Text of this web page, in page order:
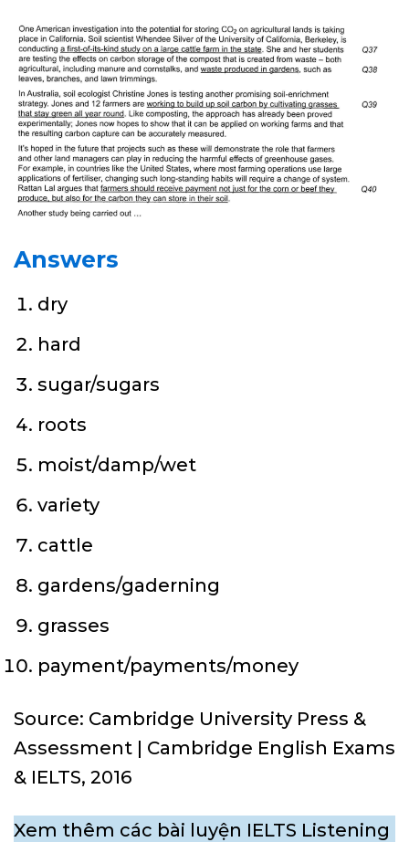
Answers
dry
hard
sugar/sugars
roots
moist/damp/wet
variety
cattle
gardens/gaderning
grasses
payment/payments/money
Source: Cambridge University Press &
Assessment | Cambridge English Exams
& IELTS, 2016
Xem thêm các bài luyện IELTS Listening